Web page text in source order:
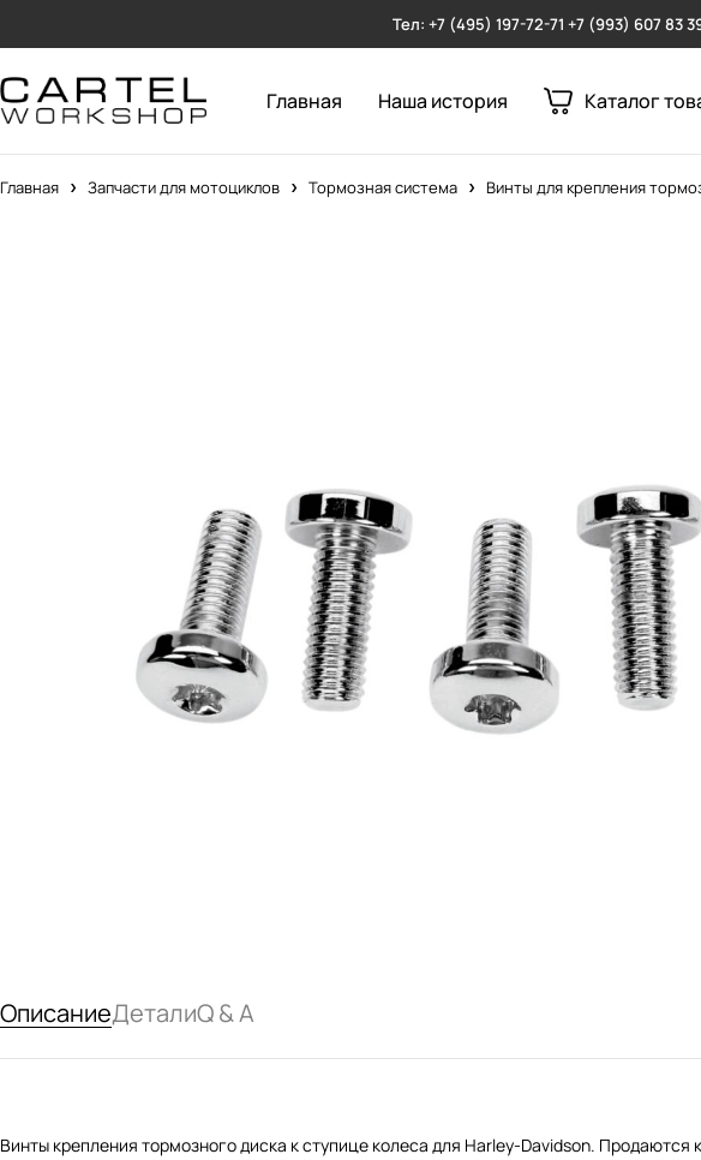
Тел: +7 (495) 197-72-71 +7 (993) 607 83
Главная Наша история Каталог
Главная Запчасти для мотоциклов Тормозная система Винты для крепления
ОписаниеДеталиQ & A
Винты крепления тормозного диска к ступице колеса для Harley-Davidson. Продаются